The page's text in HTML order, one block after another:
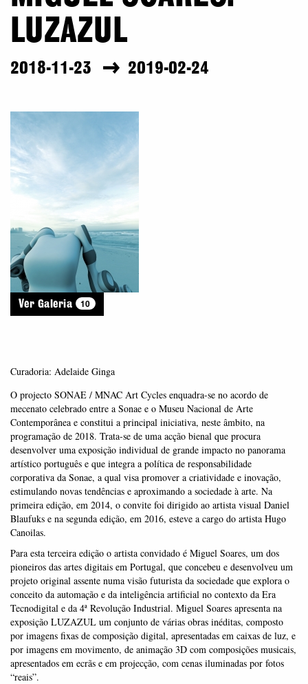
LUZAZUL
2018-11-23 2019-02-24
Ver Galeria 10
Curadoria: Adelaide Ginga
O projecto SONAE / MNAC Art Cycles enquadra-se no acordo de
mecenato celebrado entre a Sonae e o Museu Nacional de Arte
Contemporânea e constitui a principal iniciativa, neste âmbito, na
programação de 2018. Trata-se de uma acção bienal que procura
desenvolver uma exposição individual de grande impacto no panorama
artístico português e que integra a política de responsabilidade
corporativa da Sonae, a qual visa promover a criatividade e inovação,
estimulando novas tendências e aproximando a sociedade à arte. Na
primeira edição, em 2014, o convite foi dirigido ao artista visual Daniel
Blaufuks e na segunda edição, em 2016, esteve a cargo do artista Hugo
Canoilas.
Para esta terceira edição o artista convidado é Miguel Soares, um dos
pioneiros das artes digitais em Portugal, que concebeu e desenvolveu um
projeto original assente numa visão futurista da sociedade que explora o
conceito da automação e da inteligência artificial no contexto da Era
Tecnodigital e da 4ª Revolução Industrial. Miguel Soares apresenta na
exposição LUZAZUL um conjunto de várias obras inéditas, composto
por imagens fixas de composição digital, apresentadas em caixas de luz, e
por imagens em movimento, de animação 3D com composições musicais,
apresentados em ecrãs e em projecção, com cenas iluminadas por fotos
“reais”.